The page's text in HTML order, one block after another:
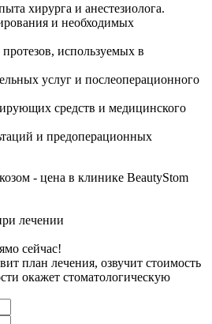
хирурга и анестезиолога.
и необходимых
используемых в
услуг и послеоперационного
средств и медицинского
и предоперационных
- цена в клинике BeautyStom
лечении
сейчас!
план лечения, озвучит стоимость
окажет стоматологическую